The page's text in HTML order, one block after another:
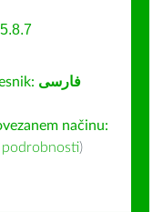
فارسى
načinu:
podrobnosti)